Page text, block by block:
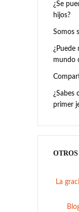
¿Se
hijos?
Somos
¿Puede
mundo
¿Sabes
primer
La